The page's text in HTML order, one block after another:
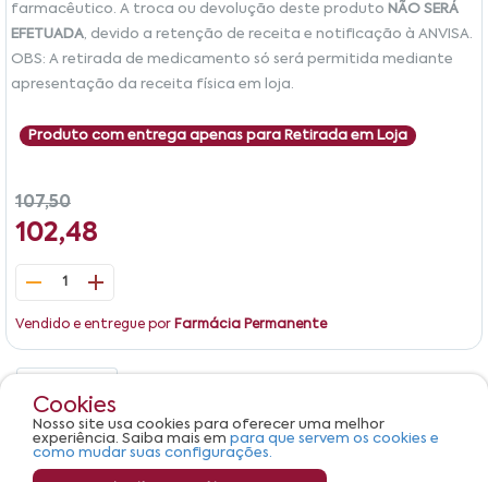
farmacêutico. A troca ou devolução deste produto NÃO SERÁ
EFETUADA, devido a retenção de receita e notificação à ANVISA.
OBS: A retirada de medicamento só será permitida mediante
apresentação da receita física em loja.
Produto com entrega apenas para Retirada em Loja
107,50
102,48
1
Vendido e entregue por Farmácia Permanente
Produto não apresenta descrição.
Cookies
Nosso site usa cookies para oferecer uma melhor
experiência. Saiba mais em para que servem os cookies e
como mudar suas configurações.